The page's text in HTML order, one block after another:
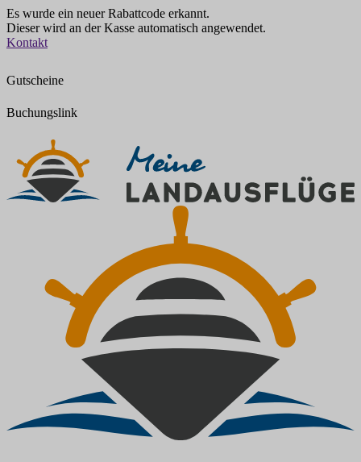
Es wurde ein neuer Rabattcode erkannt.
Dieser wird an der Kasse automatisch angewendet.
Zum
Kontakt
Gutscheine
Buchungslink